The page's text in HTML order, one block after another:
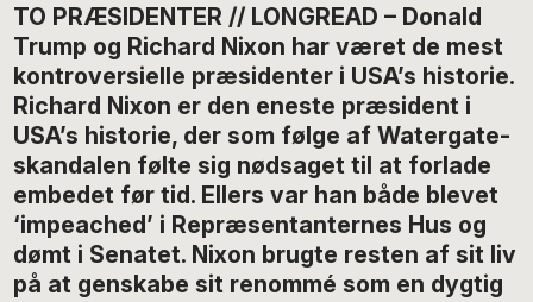
TO PRÆSIDENTER // LONGREAD – Donald
Trump og Richard Nixon har været de mest
kontroversielle præsidenter i USA’s historie.
Richard Nixon er den eneste præsident i
USA’s historie, der som følge af Watergate-
skandalen følte sig nødsaget til at forlade
embedet før tid. Ellers var han både blevet
‘impeached’ i Repræsentanternes Hus og
dømt i Senatet. Nixon brugte resten af sit liv
på at genskabe sit renommé som en dygtig